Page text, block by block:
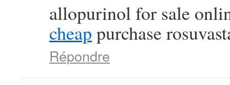
allopurinol for sale
cheap purchase
Répondre